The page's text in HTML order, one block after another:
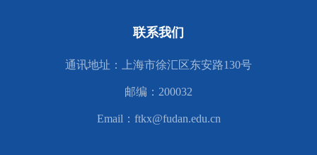
联系我们
通讯地址：上海市徐汇区东安路130号
邮编：200032
Email：ftkx@fudan.edu.cn